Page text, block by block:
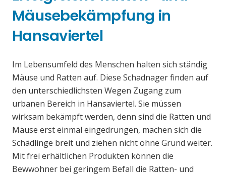
Mäusebekämpfung in
Hansaviertel
Im Lebensumfeld des Menschen halten sich ständig
Mäuse und Ratten auf. Diese Schadnager finden auf
den unterschiedlichsten Wegen Zugang zum
urbanen Bereich in Hansaviertel. Sie müssen
wirksam bekämpft werden, denn sind die Ratten und
Mäuse erst einmal eingedrungen, machen sich die
Schädlinge breit und ziehen nicht ohne Grund weiter.
Mit frei erhältlichen Produkten können die
Bewwohner bei geringem Befall die Ratten- und